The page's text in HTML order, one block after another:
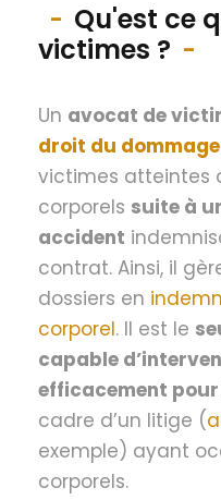
Qu'est ce
victimes ?
Un avocat de
droit du
victimes atteintes
corporels suite à
accident
contrat. Ainsi, il
dossiers en
corporel. Il est le
capable
efficacement
cadre d’un litige (
exemple) ayant
corporels.